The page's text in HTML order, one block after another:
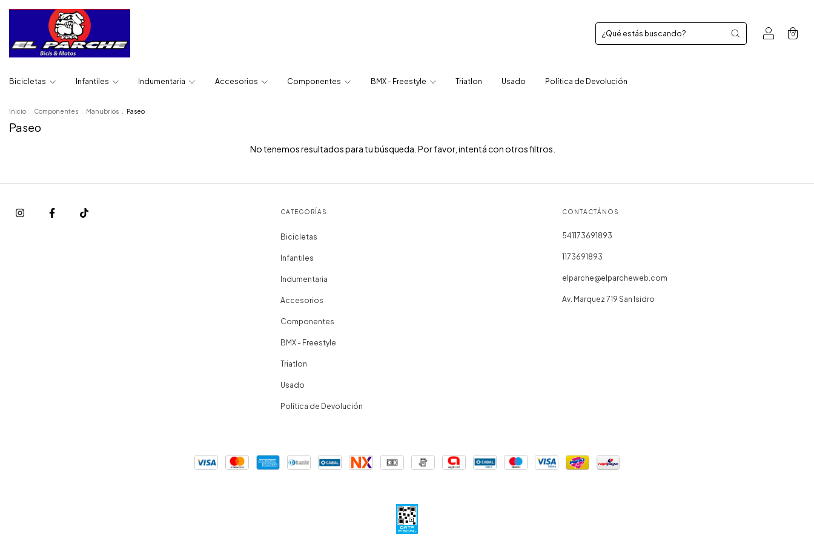
0
Bicicletas Infantiles Indumentaria Accesorios Componentes BMX - Freestyle Triatlon Usado Política de Devolución
Inicio Componentes Manubrios Paseo
Paseo
No tenemos resultados para tu búsqueda. Por favor, intentá con otros filtros.
CATEGORÍAS
Bicicletas
Infantiles
Indumentaria
Accesorios
Componentes
BMX - Freestyle
Triatlon
Usado
Política de Devolución
CONTACTÁNOS
541173691893
1173691893
elparche@elparcheweb.com
Av. Marquez 719 San Isidro